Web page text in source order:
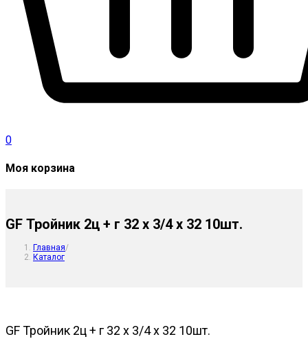
0
Моя корзина
GF Тройник 2ц + г 32 х 3/4 х 32 10шт.
Главная/
Каталог
GF Тройник 2ц + г 32 х 3/4 х 32 10шт.